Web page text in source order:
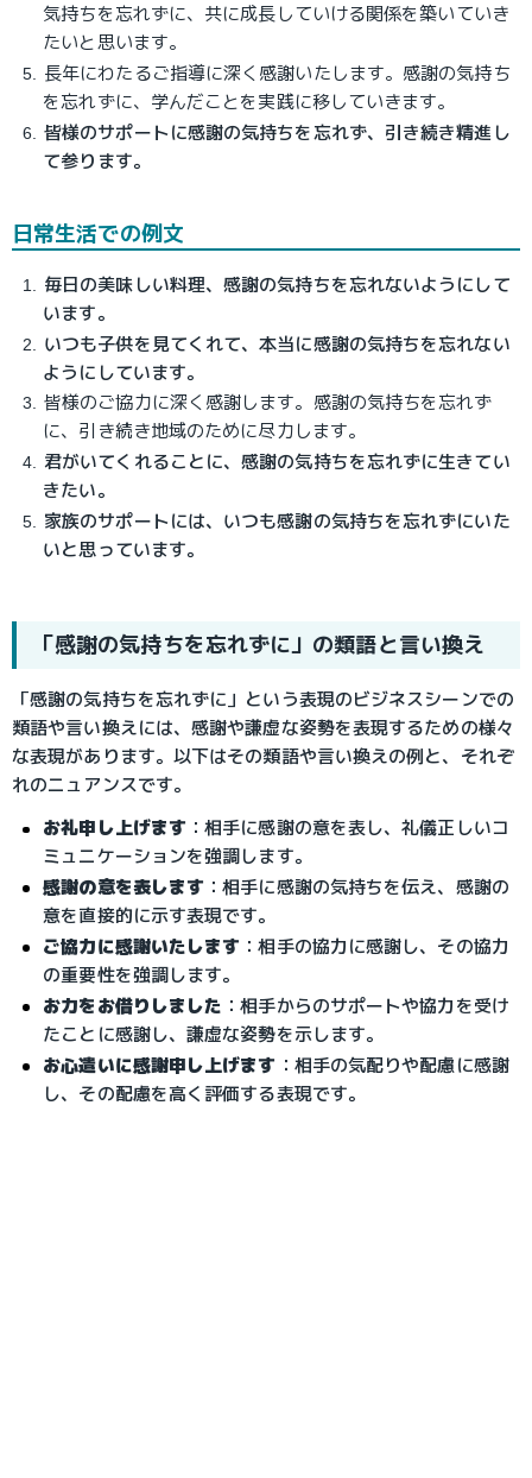
気持ちを忘れずに、共に成長していける関係を築いていき
たいと思います。
長年にわたるご指導に深く感謝いたします。感謝の気持ち
を忘れずに、学んだことを実践に移していきます。
皆様のサポートに感謝の気持ちを忘れず、引き続き精進し
て参ります。
日常生活での例文
毎日の美味しい料理、感謝の気持ちを忘れないようにして
います。
いつも子供を見てくれて、本当に感謝の気持ちを忘れない
ようにしています。
皆様のご協力に深く感謝します。感謝の気持ちを忘れず
に、引き続き地域のために尽力します。
君がいてくれることに、感謝の気持ちを忘れずに生きてい
きたい。
家族のサポートには、いつも感謝の気持ちを忘れずにいた
いと思っています。
「感謝の気持ちを忘れずに」の類語と言い換え
「感謝の気持ちを忘れずに」という表現のビジネスシーンでの
類語や言い換えには、感謝や謙虚な姿勢を表現するための様々
な表現があります。以下はその類語や言い換えの例と、それぞ
れのニュアンスです。
お礼申し上げます ：相手に感謝の意を表し、礼儀正しいコ
ミュニケーションを強調します。
感謝の意を表します ：相手に感謝の気持ちを伝え、感謝の
意を直接的に示す表現です。
ご協力に感謝いたします ：相手の協力に感謝し、その協力
の重要性を強調します。
お力をお借りしました ：相手からのサポートや協力を受け
たことに感謝し、謙虚な姿勢を示します。
お心遣いに感謝申し上げます ： 相手の気配りや配慮に感謝
し、その配慮を高く評価する表現です。